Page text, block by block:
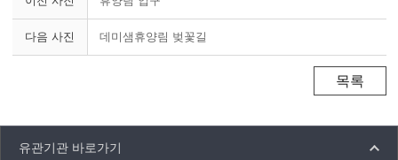
다음 사진 데미샘휴양림 벚꽃길
목록
유관기관 바로가기